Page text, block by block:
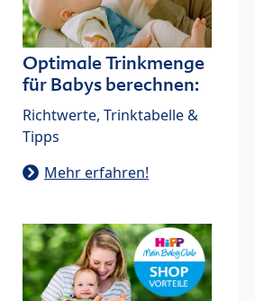
Optimale Trinkmenge
für Babys berechnen:
Richtwerte, Trinktabelle &
Tipps
Mehr erfahren!